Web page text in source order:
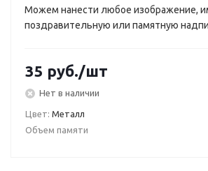
Можем нанести любое изображение,
поздравительную или памятную
35 руб./шт
Нет в наличии
Цвет: Металл
Объем памяти